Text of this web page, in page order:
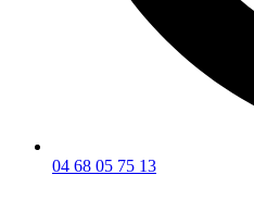
04 68 05 75 13